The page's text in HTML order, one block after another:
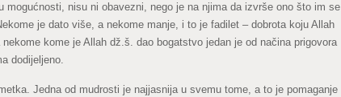
nisu ni obavezni, nego je na njima da izvrše ono što im se
je dato više, a nekome manje, i to je fadilet – dobrota koju Allah
kome je Allah dž.š. dao bogatstvo jedan je od načina prigovora
dodijeljeno.
Jedna od mudrosti je najjasnija u svemu tome, a to je pomaganje